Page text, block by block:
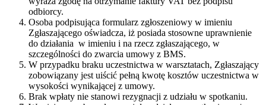
odbiorcy.
Osoba podpisująca formularz zgłoszeniowy w imieniu
Zgłaszającego oświadcza, iż posiada stosowne uprawnienie
do działania w imieniu i na rzecz zgłaszającego, w
szczególności do zwarcia umowy z BMS.
W przypadku braku uczestnictwa w warsztatach, Zgłaszający
zobowiązany jest uiścić pełną kwotę kosztów uczestnictwa w
wysokości wynikającej z umowy.
Brak wpłaty nie stanowi rezygnacji z udziału w spotkaniu.